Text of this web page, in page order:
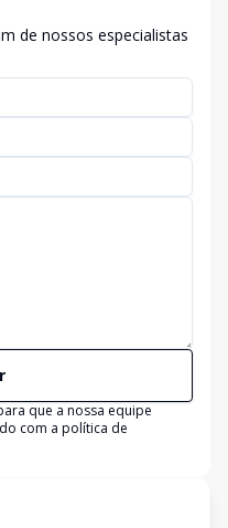
de nossos especialistas
que a nossa equipe
com a política de